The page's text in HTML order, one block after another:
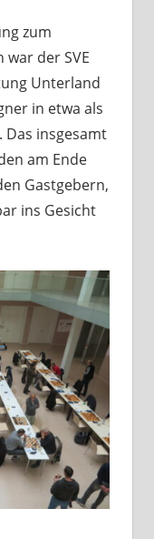
zum
der SVE
Unterland
in etwa als
insgesamt
am Ende
Gastgebern,
ins Gesicht